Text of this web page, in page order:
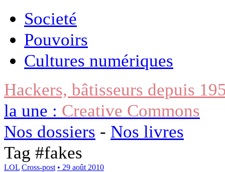
Societé
Pouvoirs
Cultures numériques
Hackers, bâtisseurs depuis
la une : Creative Commons
Nos dossiers - Nos livres
Tag #fakes
LOL Cross-post • 29 août 2010